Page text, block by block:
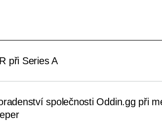
při Series A
společnosti Oddin.gg při